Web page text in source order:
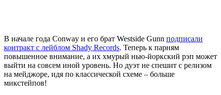
В начале года Conway и его брат Westside Gunn подписали
контракт с лейблом Shady Records. Теперь к парням
повышенное внимание, а их хмурый нью-йоркский рэп может
выйти на совсем иной уровень. Но дуэт не спешит с релизом
на мейджоре, идя по классической схеме – больше
микстейпов!